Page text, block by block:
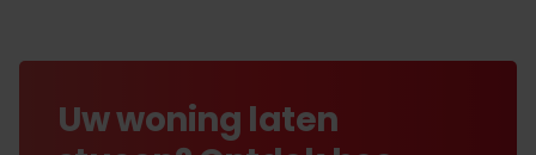
Uw woning laten